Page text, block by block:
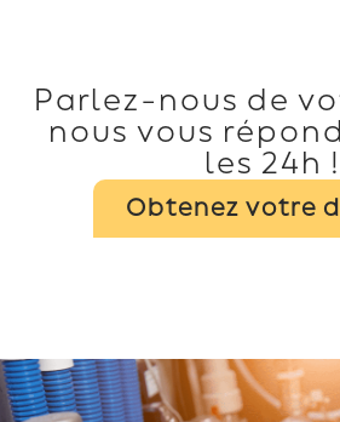
Parlez-nous de
nous vous
les 24h !
Obtenez votre